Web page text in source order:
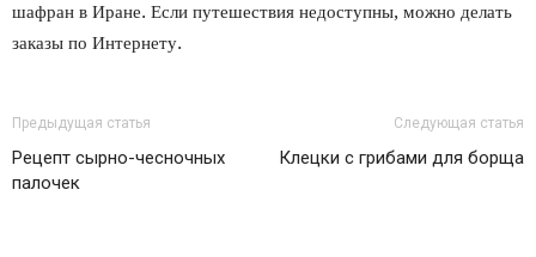
шафран в Иране. Если путешествия недоступны, можно делать
заказы по Интернету.
Предыдущая статья
Рецепт сырно-чесночных
палочек
Следующая статья
Клецки с грибами для борща